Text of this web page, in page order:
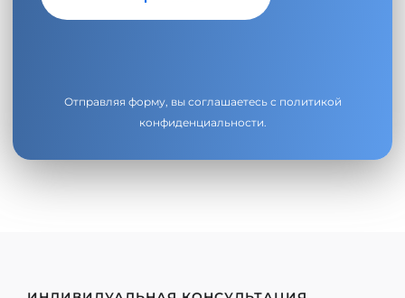
Отправляя форму, вы соглашаетесь с политикой
конфиденциальности.